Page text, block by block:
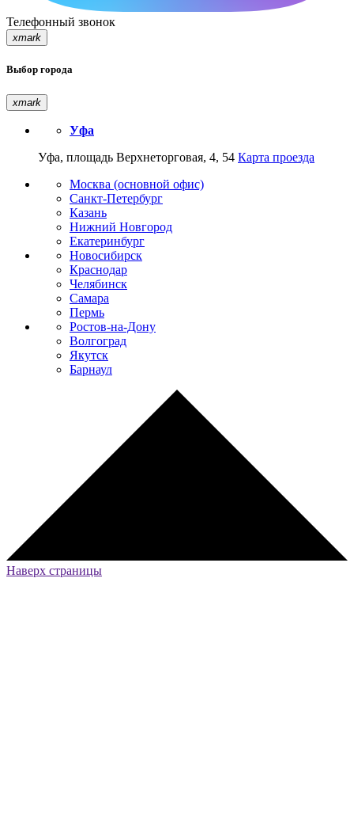
Телефонный звонок
xmark
Выбор города
xmark
Уфа
Уфа, площадь Верхнеторговая, 4, 54 Карта проезда
Москва (основной офис)
Санкт-Петербург
Казань
Нижний Новгород
Екатеринбург
Новосибирск
Краснодар
Челябинск
Самара
Пермь
Ростов-на-Дону
Волгоград
Якутск
Барнаул
Наверх страницы